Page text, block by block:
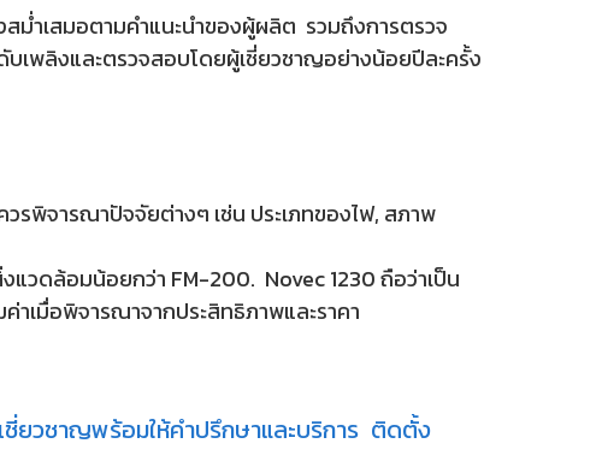
ม่ำเสมอตามคำแนะนำของผู้ผลิต รวมถึงการตรวจ
พลิงและตรวจสอบโดยผู้เชี่ยวชาญอย่างน้อยปีละครั้ง
พิจารณาปัจจัยต่างๆ เช่น ประเภทของไฟ, สภาพ
แวดล้อมน้อยกว่า FM-200. Novec 1230 ถือว่าเป็น
เมื่อพิจารณาจากประสิทธิภาพและราคา
ยวชาญพร้อมให้คำปรึกษาและบริการ ติดตั้ง